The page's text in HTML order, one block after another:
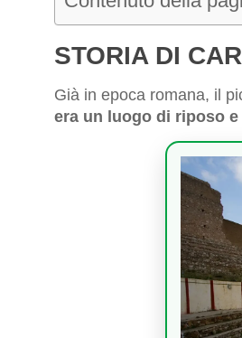
STORIA DI
Già in epoca romana, il
era un luogo di riposo